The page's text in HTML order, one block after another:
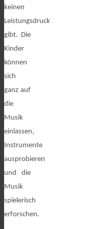
keinen
Leistungsdruck
gibt. Die
Kinder
können
sich
ganz auf
die
Musik
einlassen,
Instrumente
ausprobieren
und die
Musik
spielerisch
erforschen.